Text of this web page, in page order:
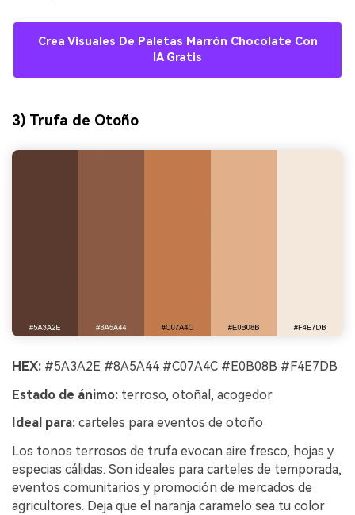
Crea Visuales De Paletas Marrón Chocolate Con
IA Gratis
3) Trufa de Otoño
HEX: #5A3A2E #8A5A44 #C07A4C #E0B08B #F4E7DB
Estado de ánimo: terroso, otoñal, acogedor
Ideal para: carteles para eventos de otoño
Los tonos terrosos de trufa evocan aire fresco, hojas y
especias cálidas. Son ideales para carteles de temporada,
eventos comunitarios y promoción de mercados de
agricultores. Deja que el naranja caramelo sea tu color